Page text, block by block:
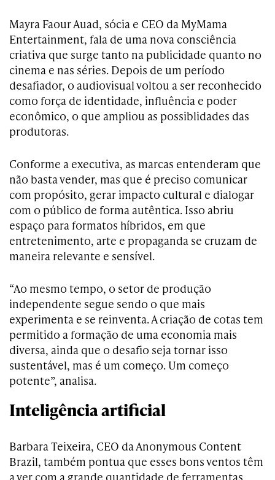
Mayra Faour Auad, sócia e CEO da MyMama
Entertainment, fala de uma nova consciência
criativa que surge tanto na publicidade quanto no
cinema e nas séries. Depois de um período
desafiador, o audiovisual voltou a ser reconhecido
como força de identidade, influência e poder
econômico, o que ampliou as possiblidades das
produtoras.
Conforme a executiva, as marcas entenderam que
não basta vender, mas que é preciso comunicar
com propósito, gerar impacto cultural e dialogar
com o público de forma autêntica. Isso abriu
espaço para formatos híbridos, em que
entretenimento, arte e propaganda se cruzam de
maneira relevante e sensível.
“Ao mesmo tempo, o setor de produção
independente segue sendo o que mais
experimenta e se reinventa. A criação de cotas tem
permitido a formação de uma economia mais
diversa, ainda que o desafio seja tornar isso
sustentável, mas é um começo. Um começo
potente”, analisa.
Inteligência artificial
Barbara Teixeira, CEO da Anonymous Content
Brazil, também pontua que esses bons ventos têm
a ver com a grande quantidade de ferramentas